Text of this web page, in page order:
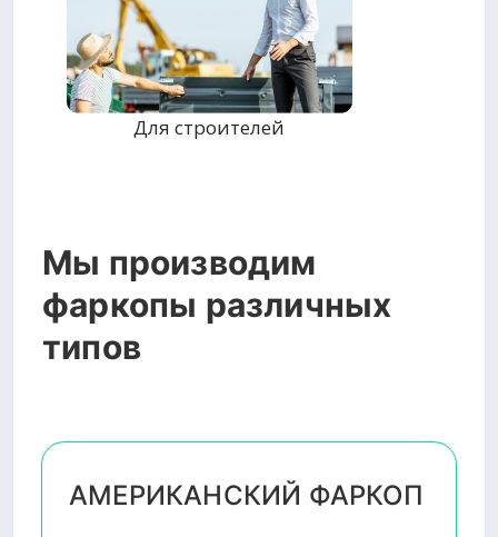
Для строителей
Мы производим
фаркопы различных
типов
АМЕРИКАНСКИЙ ФАРКОП